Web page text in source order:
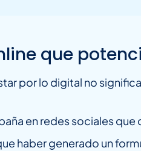
que
por lo digital no
en redes sociales
haber generado un